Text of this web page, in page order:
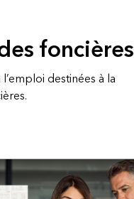
foncières
destinées à la